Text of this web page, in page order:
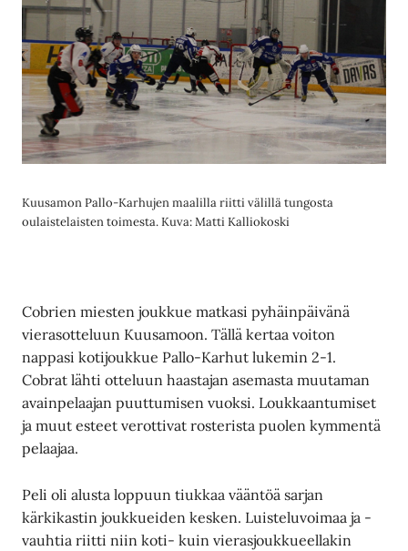
Kuusamon Pallo-Karhujen maalilla riitti välillä tungosta
oulaistelaisten toimesta. Kuva: Matti Kalliokoski
Cobrien miesten joukkue matkasi pyhäinpäivänä
vierasotteluun Kuusamoon. Tällä kertaa voiton
nappasi kotijoukkue Pallo-Karhut lukemin 2-1.
Cobrat lähti otteluun haastajan asemasta muutaman
avainpelaajan puuttumisen vuoksi. Loukkaantumiset
ja muut esteet verottivat rosterista puolen kymmentä
pelaajaa.
Peli oli alusta loppuun tiukkaa vääntöä sarjan
kärkikastin joukkueiden kesken. Luisteluvoimaa ja -
vauhtia riitti niin koti- kuin vierasjoukkueellakin